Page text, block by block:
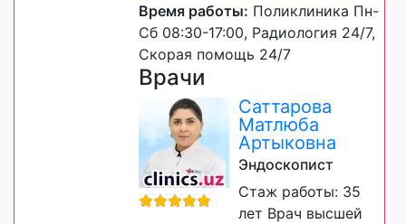
Время работы: Поликлиника Пн-
Сб 08:30-17:00, Радиология 24/7,
Скорая помощь 24/7
Врачи
Саттарова
Матлюба
Артыковна
Эндоскопист
Стаж работы: 35
лет Врач высшей